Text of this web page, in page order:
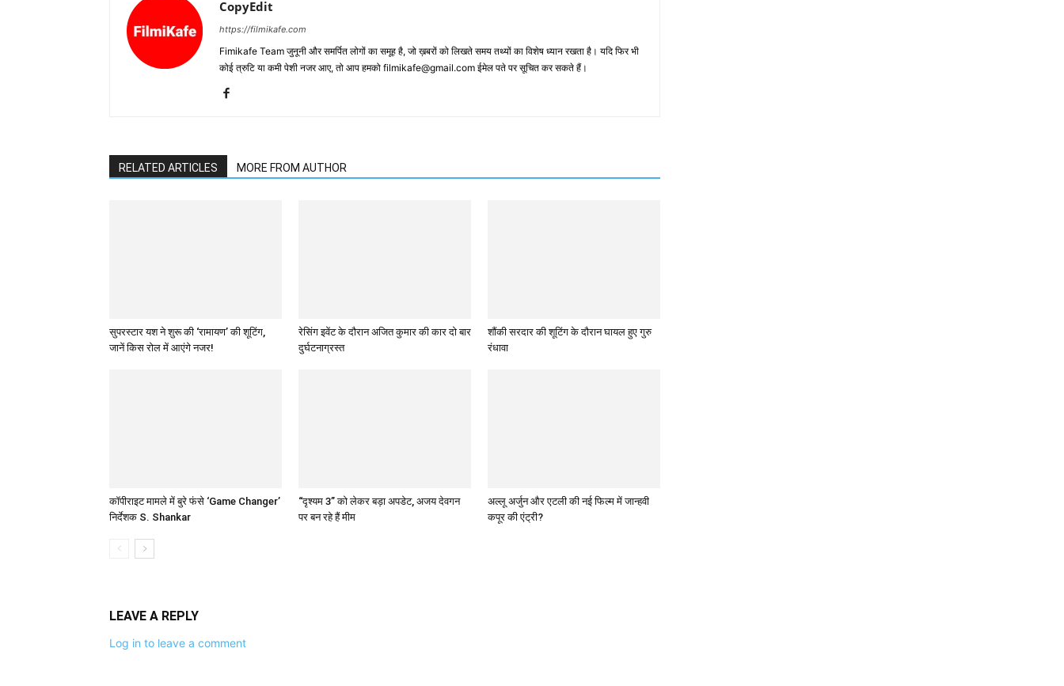
CopyEdit
https://filmikafe.com
Fimikafe Team जुनूनी और समर्पित लोगों का समूह है, जो ख़बरों को लिखते समय तथ्‍यों का विशेष ध्‍यान रखता है। यदि फिर भी
कोई त्रुटि या कमी पेशी नजर आए, तो आप हमको filmikafe@gmail.com ईमेल पते पर सूचित कर सकते हैं।
RELATED ARTICLES MORE FROM AUTHOR
सुपरस्टार यश ने शुरू की ‘रामायण’ की शूटिंग,
जानें किस रोल में आएंगे नजर!
रेसिंग इवेंट के दौरान अजित कुमार की कार दो बार
दुर्घटनाग्रस्त
शौंकी सरदार की शूटिंग के दौरान घायल हुए गुरु
रंधावा
कॉपीराइट मामले में बुरे फंसे ‘Game Changer’
निर्देशक S. Shankar
“दृश्यम 3” को लेकर बड़ा अपडेट, अजय देवगन
पर बन रहे हैं मीम
अल्लू अर्जुन और एटली की नई फिल्म में जान्हवी
कपूर की एंट्री?
LEAVE A REPLY
Log in to leave a comment